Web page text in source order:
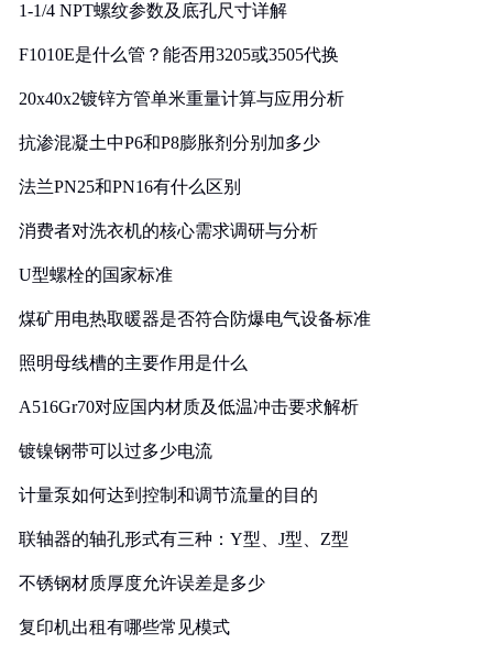
1-1/4 NPT螺纹参数及底孔尺寸详解
F1010E是什么管？能否用3205或3505代换
20x40x2镀锌方管单米重量计算与应用分析
抗渗混凝土中P6和P8膨胀剂分别加多少
法兰PN25和PN16有什么区别
消费者对洗衣机的核心需求调研与分析
U型螺栓的国家标准
煤矿用电热取暖器是否符合防爆电气设备标准
照明母线槽的主要作用是什么
A516Gr70对应国内材质及低温冲击要求解析
镀镍钢带可以过多少电流
计量泵如何达到控制和调节流量的目的
联轴器的轴孔形式有三种：Y型、J型、Z型
不锈钢材质厚度允许误差是多少
复印机出租有哪些常见模式